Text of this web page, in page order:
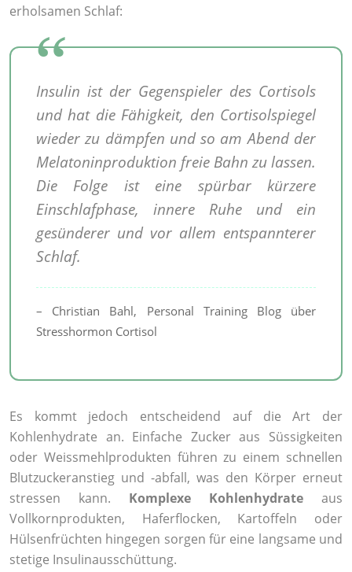
erholsamen Schlaf:
Insulin ist der Gegenspieler des Cortisols
und hat die Fähigkeit, den Cortisolspiegel
wieder zu dämpfen und so am Abend der
Melatoninproduktion freie Bahn zu lassen.
Die Folge ist eine spürbar kürzere
Einschlafphase, innere Ruhe und ein
gesünderer und vor allem entspannterer
Schlaf.
– Christian Bahl, Personal Training Blog über
Stresshormon Cortisol
Es kommt jedoch entscheidend auf die Art der
Kohlenhydrate an. Einfache Zucker aus Süssigkeiten
oder Weissmehlprodukten führen zu einem schnellen
Blutzuckeranstieg und -abfall, was den Körper erneut
stressen kann. Komplexe Kohlenhydrate aus
Vollkornprodukten, Haferflocken, Kartoffeln oder
Hülsenfrüchten hingegen sorgen für eine langsame und
stetige Insulinausschüttung.